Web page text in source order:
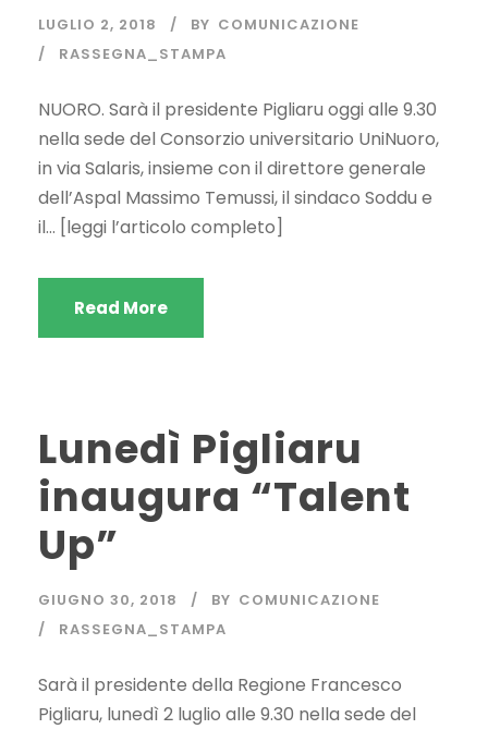
LUGLIO 2, 2018 BY COMUNICAZIONE
RASSEGNA_STAMPA
NUORO. Sarà il presidente Pigliaru oggi alle 9.30
nella sede del Consorzio universitario UniNuoro,
in via Salaris, insieme con il direttore generale
dell’Aspal Massimo Temussi, il sindaco Soddu e
il… [leggi l’articolo completo]
Read More
Lunedì Pigliaru
inaugura “Talent
Up”
GIUGNO 30, 2018 BY COMUNICAZIONE
RASSEGNA_STAMPA
Sarà il presidente della Regione Francesco
Pigliaru, lunedì 2 luglio alle 9.30 nella sede del